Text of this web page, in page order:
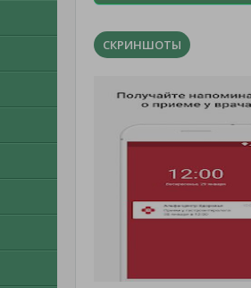
СКРИНШОТЫ